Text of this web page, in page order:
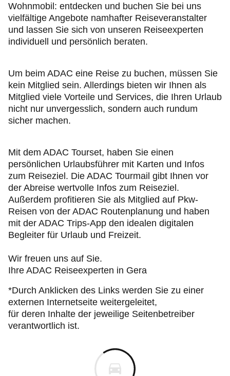
Wohnmobil: entdecken und buchen Sie bei uns
vielfältige Angebote namhafter Reiseveranstalter
und lassen Sie sich von unseren Reiseexperten
individuell und persönlich beraten.
Um beim ADAC eine Reise zu buchen, müssen Sie
kein Mitglied sein. Allerdings bieten wir Ihnen als
Mitglied viele Vorteile und Services, die Ihren Urlaub
nicht nur unvergesslich, sondern auch rundum
sicher machen.
Mit dem ADAC Tourset, haben Sie einen
persönlichen Urlaubsführer mit Karten und Infos
zum Reiseziel. Die ADAC Tourmail gibt Ihnen vor
der Abreise wertvolle Infos zum Reiseziel.
Außerdem profitieren Sie als Mitglied auf Pkw-
Reisen von der ADAC Routenplanung und haben
mit der ADAC Trips-App den idealen digitalen
Begleiter für Urlaub und Freizeit.
Wir freuen uns auf Sie.
Ihre ADAC Reiseexperten in Gera
*Durch Anklicken des Links werden Sie zu einer
externen Internetseite weitergeleitet,
für deren Inhalte der jeweilige Seitenbetreiber
verantwortlich ist.